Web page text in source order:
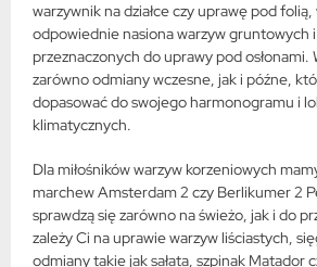
warzywnik na działce czy uprawę pod
odpowiednie nasiona warzyw gruntowych
przeznaczonych do uprawy pod osłonami.
zarówno odmiany wczesne, jak i późne,
dopasować do swojego harmonogramu i
klimatycznych.
Dla miłośników warzyw korzeniowych
marchew Amsterdam 2 czy Berlikumer 2
sprawdzą się zarówno na świeżo, jak i do
zależy Ci na uprawie warzyw liściastych,
odmiany takie jak sałata, szpinak Matador